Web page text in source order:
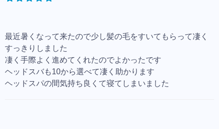
最近暑くなって来たので少し髪の毛をすいてもらって凄く
すっきりしました
凄く手際よく進めてくれたのでよかったです
ヘッドスバも10から選べて凄く助かります
ヘッドスパの間気持ち良くて寝てしまいました